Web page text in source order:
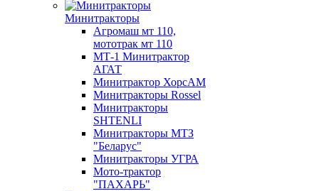
Минитракторы
Агромаш мт 110,
мототрак мт 110
МТ-1 Минитрактор
АГАТ
Минитрактор ХорсАМ
Минитракторы Rossel
Минитракторы
SHTENLI
Минитракторы МТЗ
"Беларус"
Минитракторы УГРА
Мото-трактор
"ПАХАРЬ"